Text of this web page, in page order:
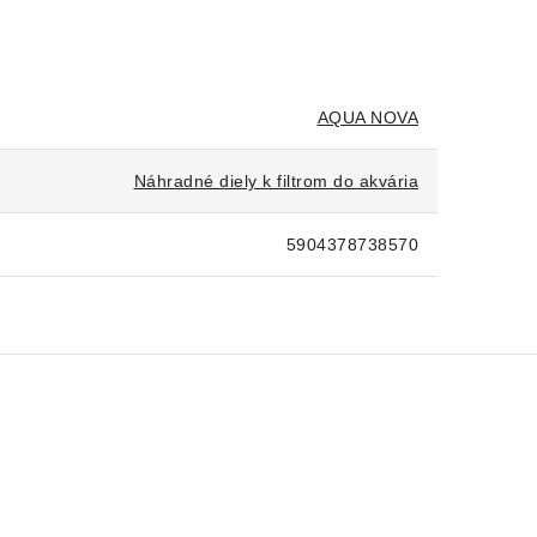
AQUA NOVA
Náhradné diely k filtrom do akvária
5904378738570